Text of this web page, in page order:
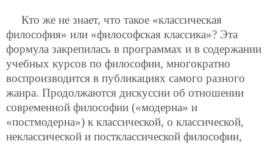
Кто же не знает, что такое «классическая
философия» или «философская классика»? Эта
формула закрепилась в программах и в содержании
учебных курсов по философии, многократно
воспроизводится в публикациях самого разного
жанра. Продолжаются дискуссии об отношении
современной философии («модерна» и
«постмодерна») к классической, о классической,
неклассической и постклассической философии,